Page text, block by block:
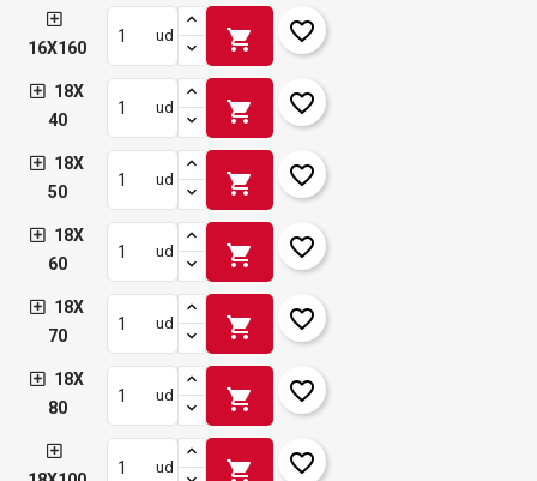
16X160
ud shopping_cart favorite_border
18X
40
ud shopping_cart favorite_border
18X
50
ud shopping_cart favorite_border
18X
60
ud shopping_cart favorite_border
18X
70
ud shopping_cart favorite_border
18X
80
ud shopping_cart favorite_border
ud shopping_cart favorite_border